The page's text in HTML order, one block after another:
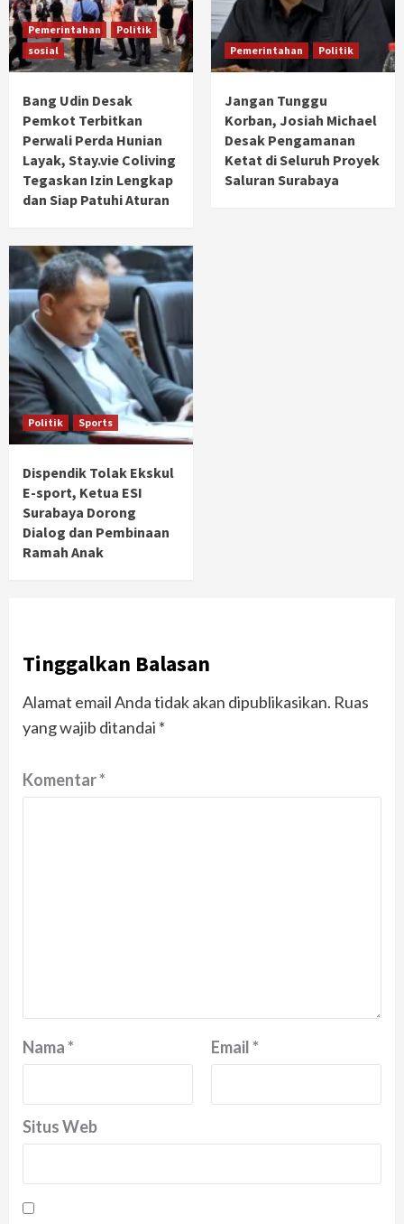
Pemerintahan
Politik
sosial
Bang Udin Desak
Pemkot Terbitkan
Perwali Perda Hunian
Layak, Stay.vie Coliving
Tegaskan Izin Lengkap
dan Siap Patuhi Aturan
Pemerintahan Politik
Jangan Tunggu
Korban, Josiah Michael
Desak Pengamanan
Ketat di Seluruh Proyek
Saluran Surabaya
Politik Sports
Dispendik Tolak Ekskul
E-sport, Ketua ESI
Surabaya Dorong
Dialog dan Pembinaan
Ramah Anak
Tinggalkan Balasan
Alamat email Anda tidak akan dipublikasikan. Ruas
yang wajib ditandai *
Komentar*
Nama* Email*
Situs Web